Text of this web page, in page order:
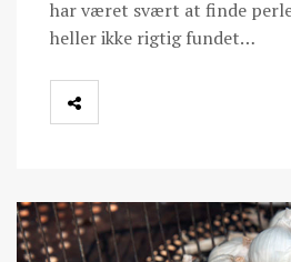
har været svært at finde
heller ikke rigtig fundet…